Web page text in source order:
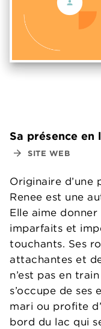
Originaire d’une
Renee est une
Elle aime
imparfaits et
touchants. Ses
attachantes et
n’est pas en
s’occupe de ses
mari ou profite
bord du lac qui
Sa présence en
arrow_forward SITE WEB